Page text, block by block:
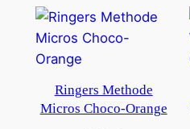
Ringers Methode
Micros Choco-Orange